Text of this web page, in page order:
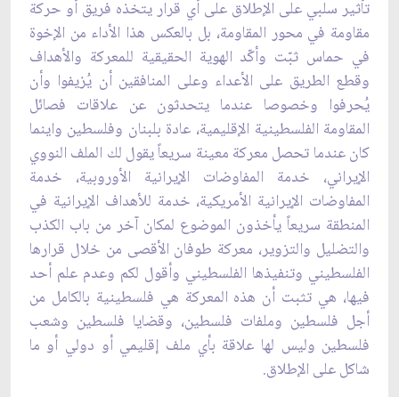
تأثير سلبي على الإطلاق على أي ‏قرار يتخذه فريق أو حركة
مقاومة في محور المقاومة، بل بالعكس هذا الأداء من الإخوة
في حماس ‏ثبّت وأكّد الهوية الحقيقية للمعركة والأهداف
وقطع الطريق على الأعداء وعلى المنافقين أن ‏يُزيفوا وأن
يُحرفوا وخصوصا عندما يتحدثون عن علاقات فصائل
المقاومة الفلسطينية الإقليمية، ‏عادة بلبنان وفلسطين واينما
كان عندما تحصل معركة معينة سريعاً يقول لك الملف النووي
‏الإيراني، خدمة المفاوضات الإيرانية الأوروبية، خدمة
المفاوضات الإيرانية الأمريكية، خدمة ‏للأهداف الإيرانية في
المنطقة سريعاً يأخذون الموضوع لمكان آخر من باب الكذب
والتضليل ‏والتزوير، معركة طوفان الأقصى من خلال قرارها
الفلسطيني وتنفيذها الفلسطيني وأقول لكم وعدم ‏علم أحد
فيها، هي تثبت أن هذه المعركة هي فلسطينية بالكامل من
أجل فلسطين وملفات فلسطين، ‏وقضايا فلسطين وشعب
فلسطين وليس لها علاقة بأي ملف إقليمي أو دولي أو ما
شاكل على ‏الإطلاق.‏